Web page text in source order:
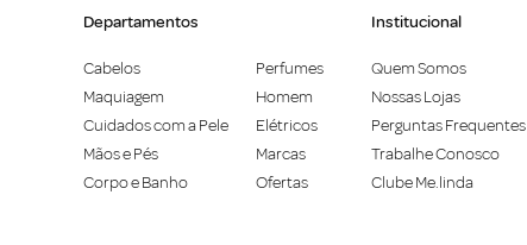
Departamentos
Cabelos
Maquiagem
Cuidados com a Pele
Mãos e Pés
Corpo e Banho
Perfumes
Homem
Elétricos
Marcas
Ofertas
Institucional
Quem Somos
Nossas Lojas
Perguntas Frequentes
Trabalhe Conosco
Clube Me.linda